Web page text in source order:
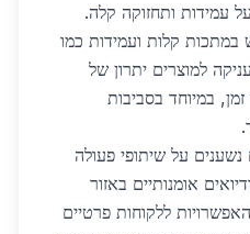
עמידות ותחזוקה קלה.
קלות ועמידות כמו
למוצרים יתרון של
במיוחד בסביבות
על שיתופי פעולה
אומנותיים באזור
ללקוחות פרטיים